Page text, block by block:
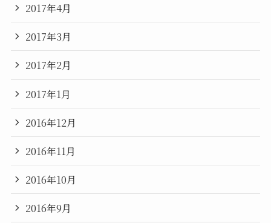
2017年4月
2017年3月
2017年2月
2017年1月
2016年12月
2016年11月
2016年10月
2016年9月